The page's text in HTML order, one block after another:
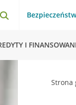
I
Strona